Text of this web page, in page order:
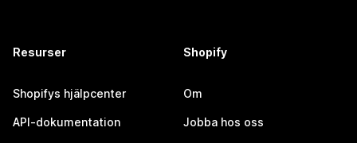
Resurser
Shopifys hjälpcenter
API-dokumentation
Shopify
Om
Jobba hos oss